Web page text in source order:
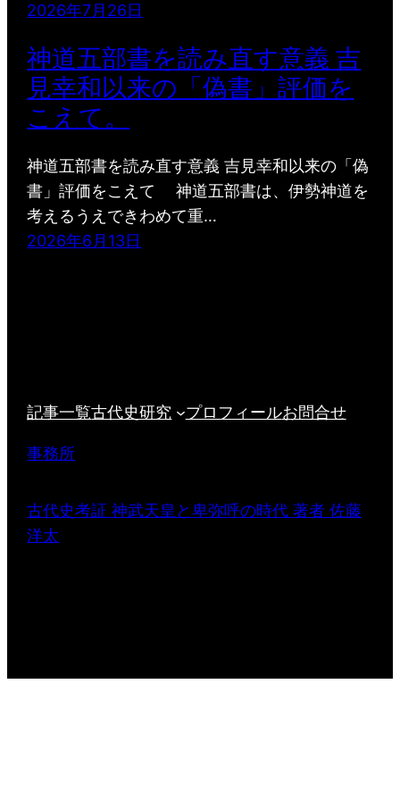
2026年7月26日
神道五部書を読み直す意義 吉
見幸和以来の「偽書」評価を
こえて。
神道五部書を読み直す意義 吉見幸和以来の「偽
書」評価をこえて 神道五部書は、伊勢神道を
考えるうえできわめて重…
2026年6月13日
記事一覧古代史研究 プロフィールお問合せ
事務所
古代史考証 神武天皇と卑弥呼の時代 著者 佐藤
洋太